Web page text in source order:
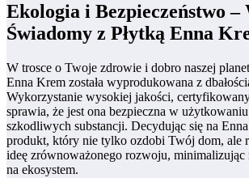
Ekologia i Bezpieczeństwo –
Świadomy z Płytką Enna
W trosce o Twoje zdrowie i dobro naszej
Enna Krem została wyprodukowana z
Wykorzystanie wysokiej jakości,
sprawia, że jest ona bezpieczna w
szkodliwych substancji. Decydując się na
produkt, który nie tylko ozdobi Twój dom, ale
ideę zrównoważonego rozwoju,
na ekosystem.